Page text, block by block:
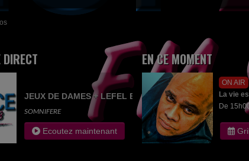
DIRECT
JEUX DE DAMES + LEFEL EDITH
SOMNIFERE
Ecoutez maintenant
EN CE MOMENT
ON AIR
La vie
De